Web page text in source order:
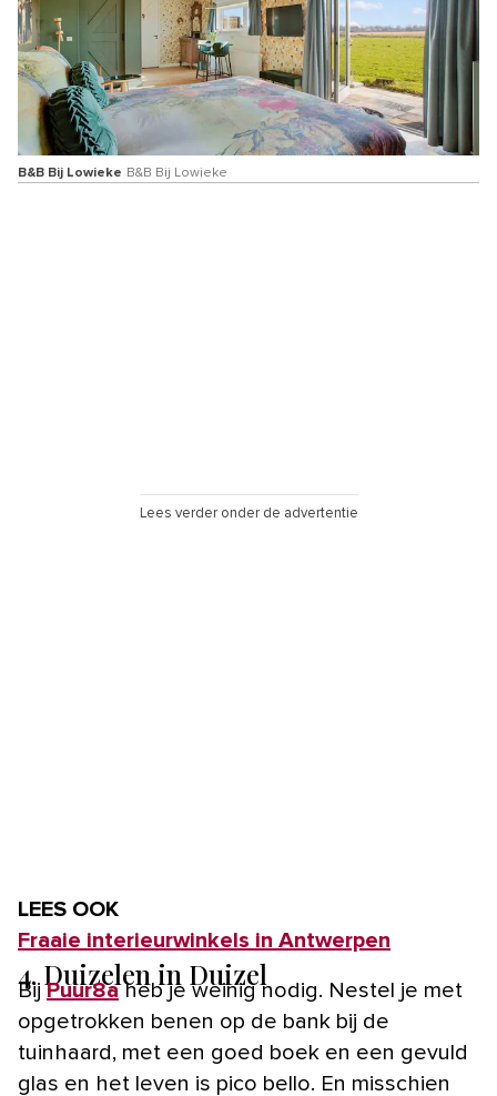
B&B Bij Lowieke B&B Bij Lowieke
Lees verder onder de advertentie
LEES OOK
Fraaie interieurwinkels in Antwerpen
4. Duizelen in Duizel
BijPuur8aheb je weinig nodig. Nestel je met
opgetrokken benen op de bank bij de
tuinhaard, met een goed boek en een gevuld
glas en het leven is pico bello. En misschien